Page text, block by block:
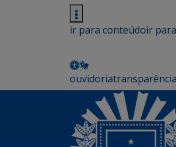
ir para conteúdoir
ouvidoriatransparência